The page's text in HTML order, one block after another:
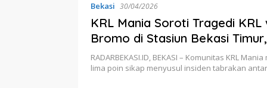
Bekasi 30/04/2026
KRL Mania Soroti Tragedi KRL
Bromo di Stasiun Bekasi
Reformasi Total Sistem
Kereta
RADARBEKASI.ID, BEKASI – Komunitas KRL
lima poin sikap menyusul insiden tabrakan